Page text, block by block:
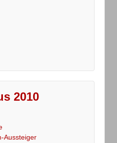
2010
Aussteiger